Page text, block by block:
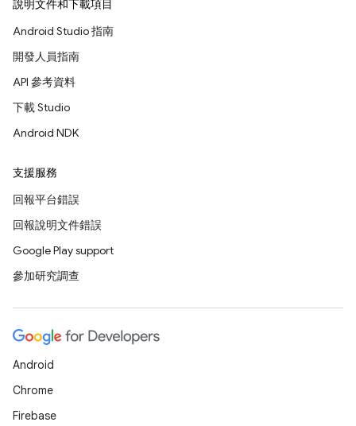
說明文件和下載項目
Android Studio 指南
開發人員指南
API 參考資料
下載 Studio
Android NDK
支援服務
回報平台錯誤
回報說明文件錯誤
Google Play support
參加研究調查
Android
Chrome
Firebase